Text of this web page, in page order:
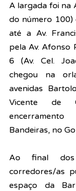
A largada foi na
do número 100)
até a Av.
pela Av. Afonso
6 (Av. Cel.
chegou na
avenidas
Vicente de
Bandeiras, no
Ao final
corredores/as
espaço da